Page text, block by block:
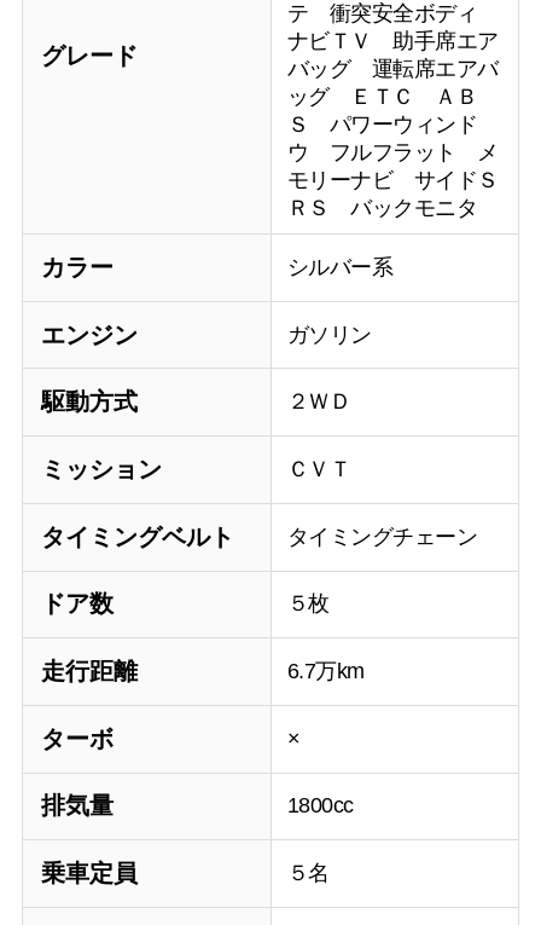
グレード
テ 衝突安全ボディ
ナビＴＶ 助手席エア
バッグ 運転席エアバ
ッグ ＥＴＣ ＡＢ
Ｓ パワーウィンド
ウ フルフラット メ
モリーナビ サイドＳ
ＲＳ バックモニタ
カラー シルバー系
エンジン ガソリン
駆動方式 ２ＷＤ
ミッション ＣＶＴ
タイミングベルト タイミングチェーン
ドア数 ５枚
走行距離 6.7万km
ターボ ×
排気量 1800cc
乗車定員 ５名